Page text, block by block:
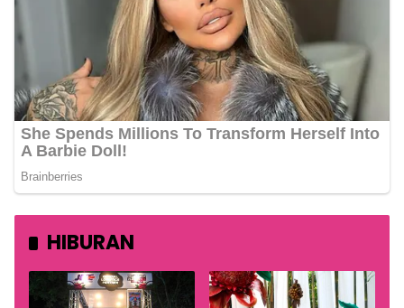
HIBURAN